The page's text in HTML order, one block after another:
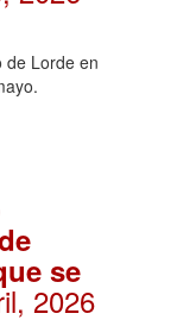
de Lorde en
se
2026